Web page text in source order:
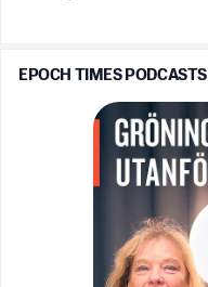
EPOCH TIMES PODCASTS